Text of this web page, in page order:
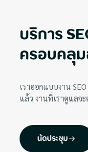
บริการ
ครอบคลุม
เราออกแบบงาน
แล้ว งานที่เราดูแลจ
นัดประชุม